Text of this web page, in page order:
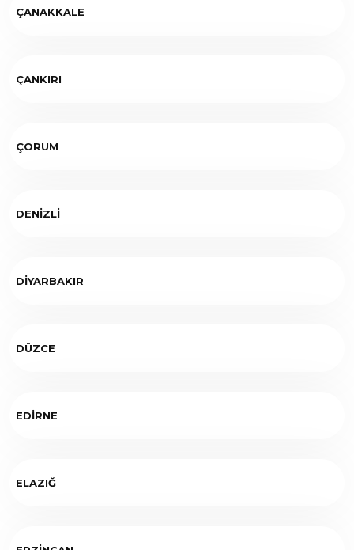
ÇANAKKALE
ÇANKIRI
ÇORUM
DENİZLİ
DİYARBAKIR
DÜZCE
EDİRNE
ELAZIĞ